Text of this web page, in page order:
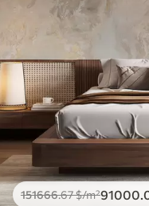
151666.67$/m²91000